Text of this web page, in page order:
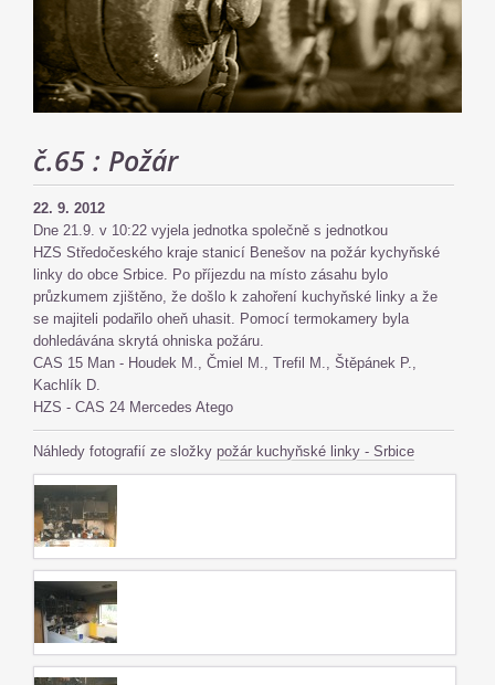
č.65 : Požár
22. 9. 2012
Dne 21.9. v 10:22 vyjela jednotka společně s jednotkou
HZS Středočeského kraje stanicí Benešov na požár kychyňské
linky do obce Srbice. Po příjezdu na místo zásahu bylo
průzkumem zjištěno, že došlo k zahoření kuchyňské linky a že
se majiteli podařilo oheň uhasit. Pomocí termokamery byla
dohledávána skrytá ohniska požáru.
CAS 15 Man - Houdek M., Čmiel M., Trefil M., Štěpánek P.,
Kachlík D.
HZS - CAS 24 Mercedes Atego
Náhledy fotografií ze složky požár kuchyňské linky - Srbice